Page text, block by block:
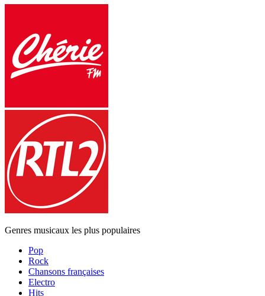
Genres musicaux les plus populaires
Pop
Rock
Chansons françaises
Electro
Hits